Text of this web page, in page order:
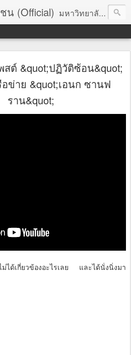
น (Official) มหาวิทยาลัยประชาชน เพื่อการปฏิวัติประชาชนโดยสันติ Truths :: Peace :: Revolution :: Universal Human Rights :: Democracy (TPRUD)
สต์ &quot;ปฏิวัติซ้อน&quot;
อข่าย &quot;เอนก ซานฟ
ราน&quot;
ด้เกี่ยวข้องอะไรเลย และได้นั่งนิ่งมา